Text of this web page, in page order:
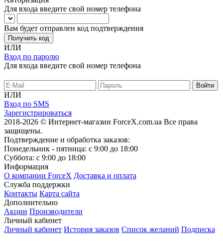
Для входа введите свой номер телефона
Вам будет отправлен код подтверждения
Получить код
ИЛИ
Вход по паролю
Для входа введите свой номер телефона
ИЛИ
Вход по SMS
Зарегистрироваться
2018-2026 © Интернет-магазин ForceX.com.ua Все права
защищены.
Подтверждение и обработка заказов:
Понедельник - пятница: с 9:00 до 18:00
Суббота: с 9:00 до 18:00
Информация
О компании ForceX Доставка и оплата
Служба поддержки
Контакты Карта сайта
Дополнительно
Акции Производители
Личный кабинет
Личный кабинет История заказов Список желаний Подписка